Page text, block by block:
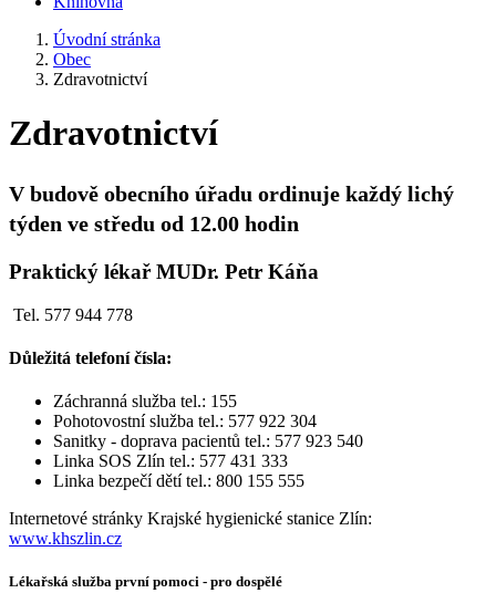
Úvodní stránka
Obec
Zdravotnictví
Zdravotnictví
V budově obecního úřadu ordinuje každý lichý
týden ve středu od 12.00 hodin
Praktický lékař MUDr. Petr Káňa
Tel. 577 944 778
Důležitá telefoní čísla:
Záchranná služba tel.: 155
Pohotovostní služba tel.: 577 922 304
Sanitky - doprava pacientů tel.: 577 923 540
Linka SOS Zlín tel.: 577 431 333
Linka bezpečí dětí tel.: 800 155 555
Internetové stránky Krajské hygienické stanice Zlín:
www.khszlin.cz
Lékařská služba první pomoci - pro dospělé